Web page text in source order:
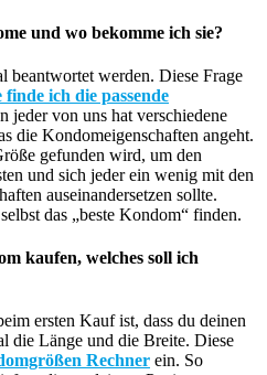
und wo bekomme ich sie?
beantwortet werden. Diese Frage
finde ich die passende
jeder von uns hat verschiedene
die Kondomeigenschaften angeht.
gefunden wird, um den
und sich jeder ein wenig mit den
auseinandersetzen sollte.
das „beste Kondom“ finden.
kaufen, welches soll ich
ersten Kauf ist, dass du deinen
die Länge und die Breite. Diese
Rechner ein. So